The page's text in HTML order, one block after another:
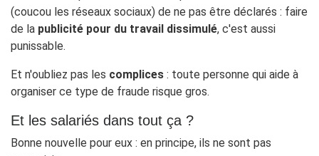
(coucou les réseaux sociaux) de ne pas être déclarés : faire
de la publicité pour du travail dissimulé, c'est aussi
punissable.
Et n'oubliez pas les complices : toute personne qui aide à
organiser ce type de fraude risque gros.
Et les salariés dans tout ça ?
Bonne nouvelle pour eux : en principe, ils ne sont pas